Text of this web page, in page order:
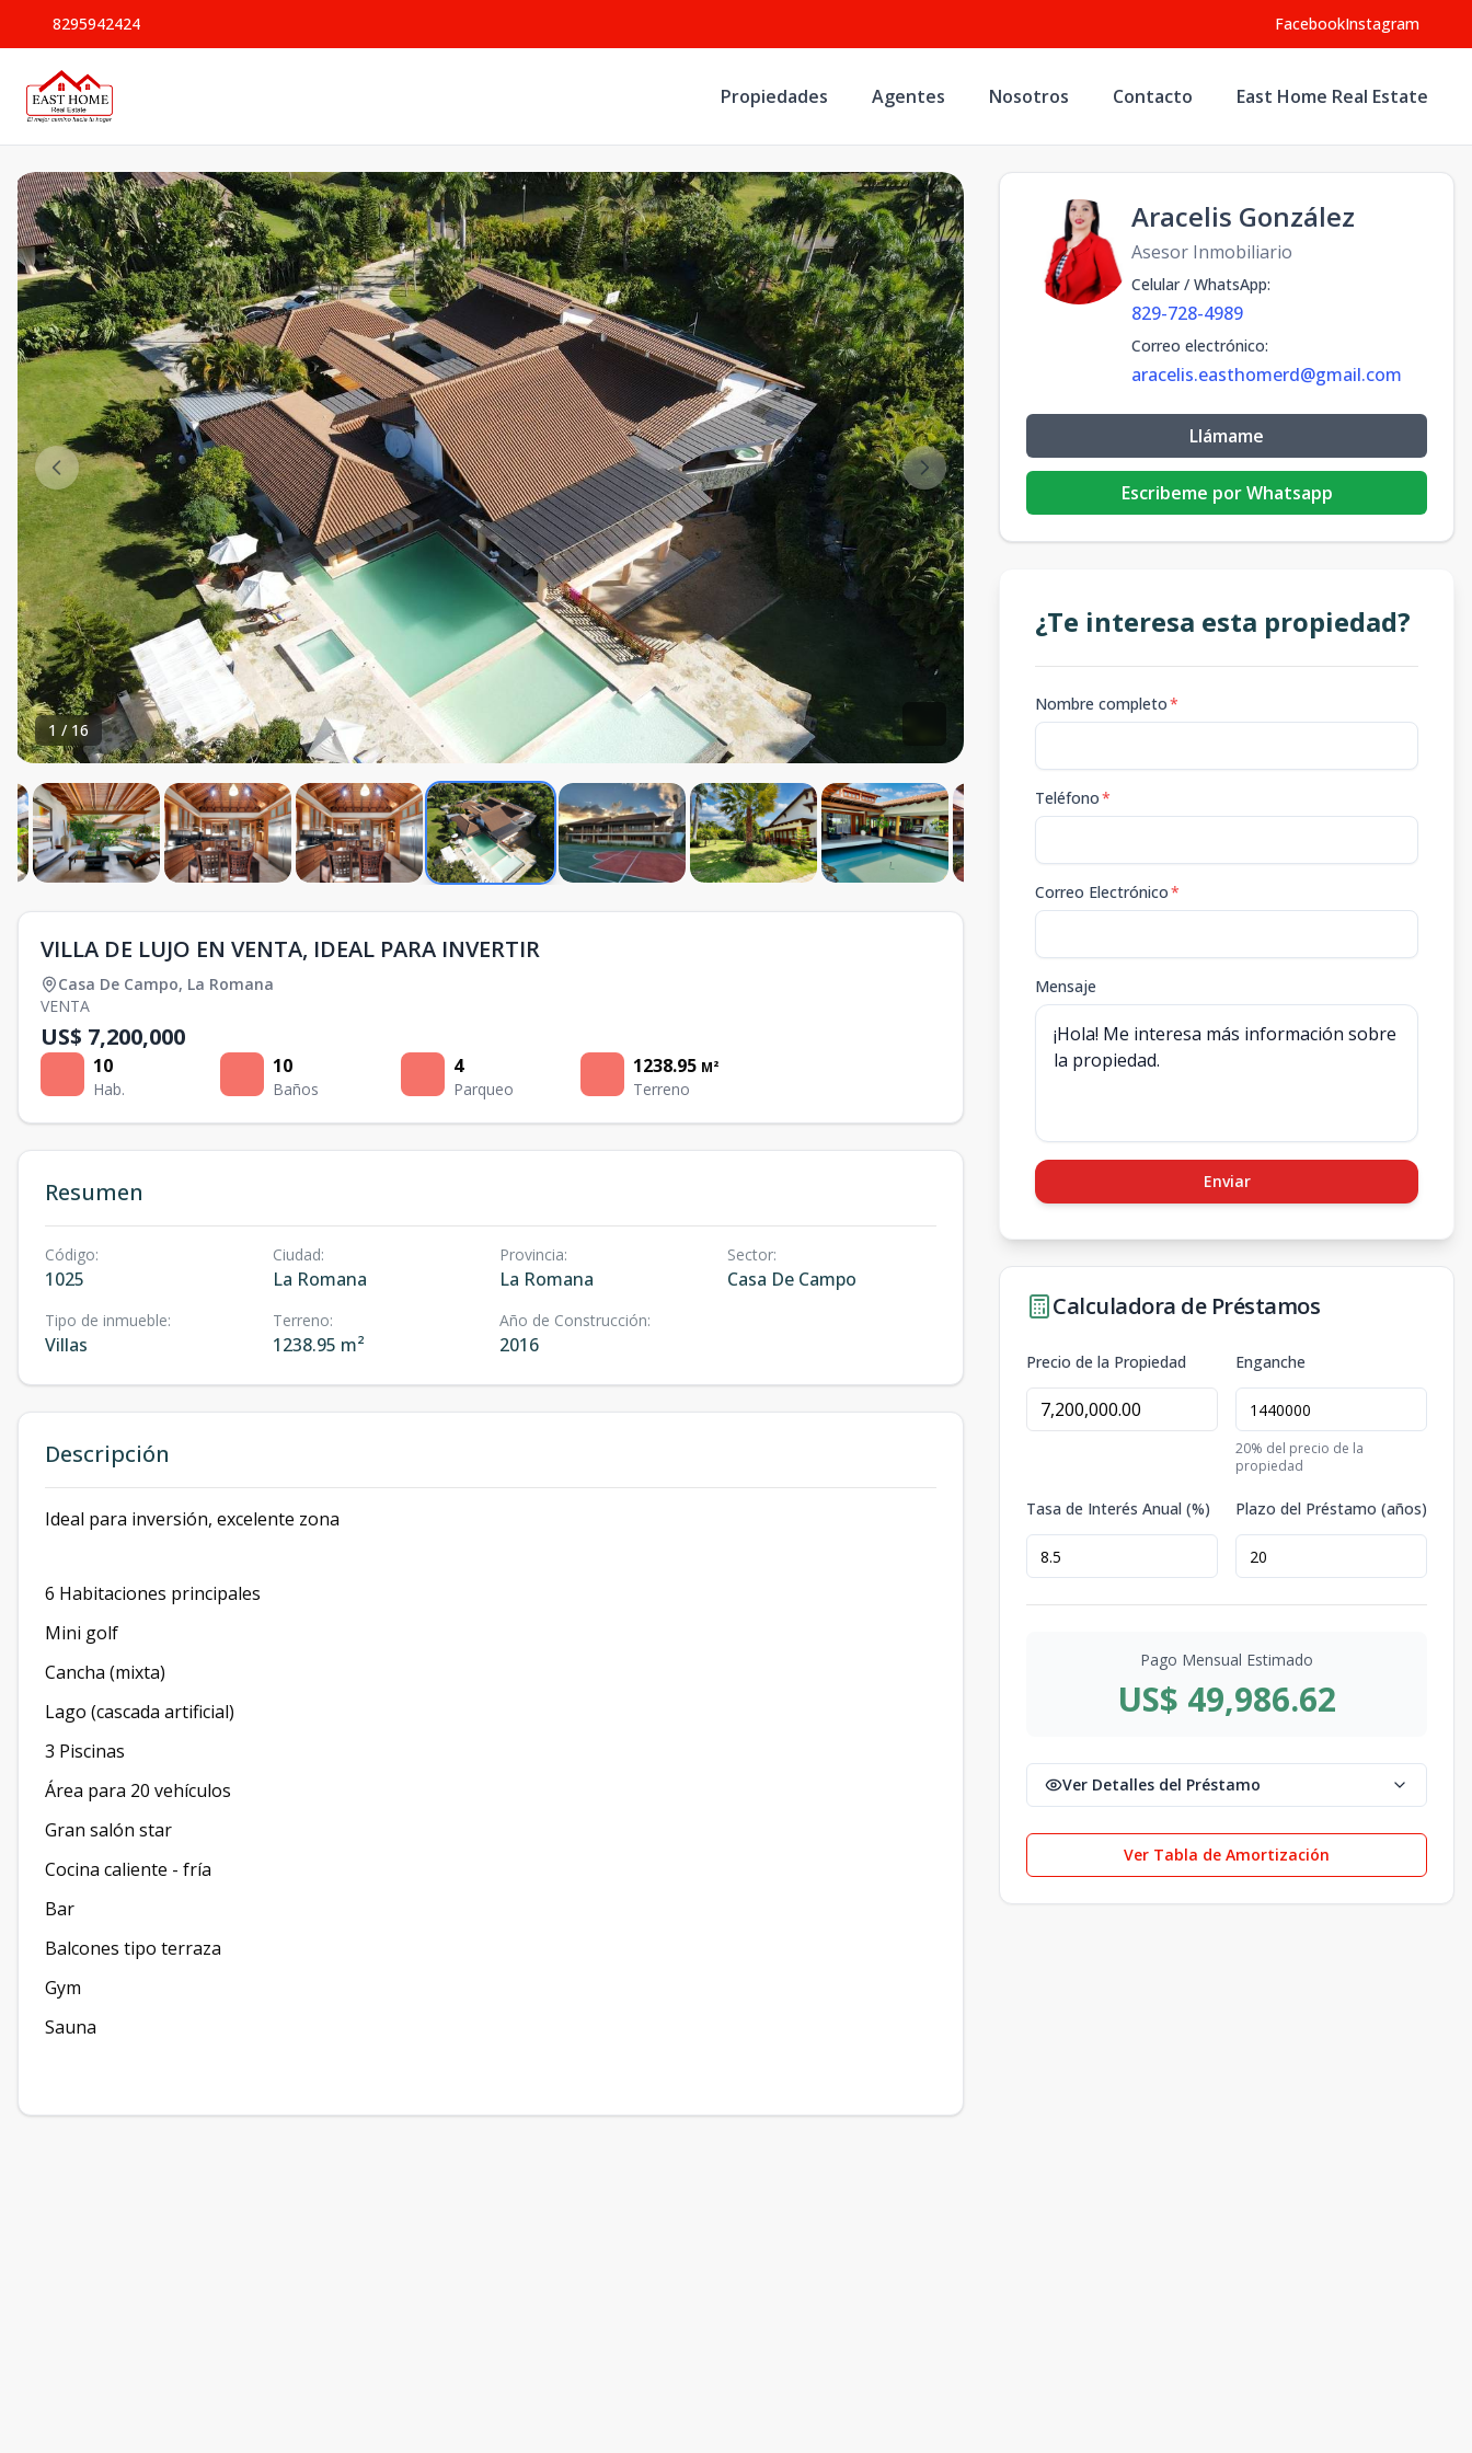
8295942424 FacebookInstagram
Propiedades Agentes Nosotros Contacto East Home Real Estate
1 / 16
VILLA DE LUJO EN VENTA, IDEAL PARA INVERTIR
Casa De Campo, La Romana
VENTA
US$ 7,200,000
10
Hab.
10
Baños
4
Parqueo
1238.95 M²
Terreno
Resumen
Código:
1025
Ciudad:
La Romana
Provincia:
La Romana
Sector:
Casa De Campo
Tipo de inmueble:
Villas
Terreno:
1238.95 m²
Año de Construcción:
2016
Descripción
Ideal para inversión, excelente zona
6 Habitaciones principales
Mini golf
Cancha (mixta)
Lago (cascada artificial)
3 Piscinas
Área para 20 vehículos
Gran salón star
Cocina caliente - fría
Bar
Balcones tipo terraza
Gym
Sauna
Aracelis González
Asesor Inmobiliario
Celular / WhatsApp:
829-728-4989
Correo electrónico:
aracelis.easthomerd@gmail.com
Llámame
Escribeme por Whatsapp
¿Te interesa esta propiedad?
Nombre completo*
Teléfono*
Correo Electrónico*
Mensaje
Enviar
Calculadora de Préstamos
Precio de la Propiedad Enganche
20% del precio de la
propiedad
Tasa de Interés Anual (%) Plazo del Préstamo (años)
Pago Mensual Estimado
US$ 49,986.62
Ver Detalles del Préstamo
Ver Tabla de Amortización